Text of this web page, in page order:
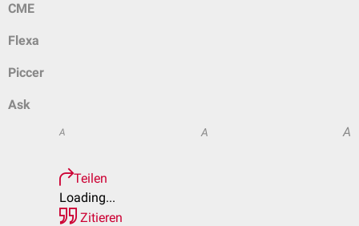
CME
Flexa
Piccer
Ask
A A A
Teilen
Loading...
Zitieren